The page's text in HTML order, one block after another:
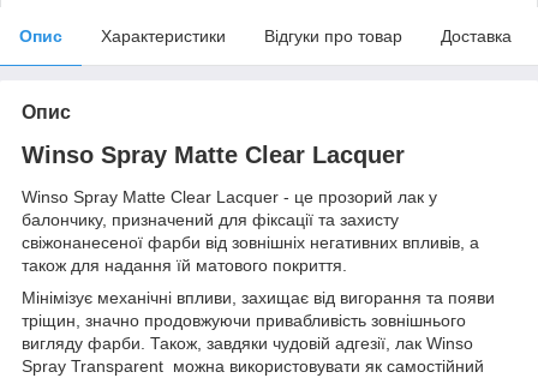
Опис Характеристики Відгуки про товар Доставка
Опис
Winso Spray Matte Clear Lacquer
Winso Spray Matte Clear Lacquer - це прозорий лак у
балончику, призначений для фіксації та захисту
свіжонанесеної фарби від зовнішніх негативних впливів, а
також для надання їй матового покриття.
Мінімізує механічні впливи, захищає від вигорання та появи
тріщин, значно продовжуючи привабливість зовнішнього
вигляду фарби. Також, завдяки чудовій адгезії, лак Winso
Spray Transparent можна використовувати як самостійний